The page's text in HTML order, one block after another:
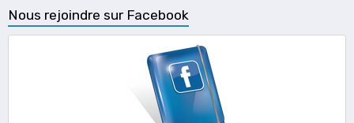
Nous rejoindre sur Facebook